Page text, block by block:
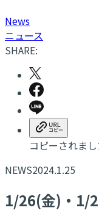
News
ニュース
SHARE:
コピーされまし
NEWS2024.1.25
1/26(金)・1/